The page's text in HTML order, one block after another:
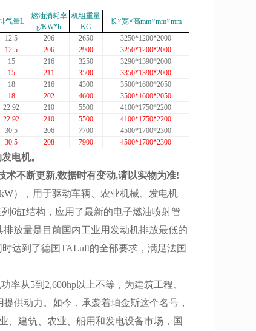
气量L
燃油消耗率
g/KW*h
机组重量
KG
长×宽×高mm×mm×mm
12.5 206 2650
3250*1200*2000
12.5 206 2900
3250*1200*2000
15 216 3250
3290*1390*2000
15 211 3500
3350*1390*2000
18 216 4300
3500*1600*2050
18 202 4600
3500*1600*2050
22.92 210 5500
4100*1750*2200
22.92 210 5500
4100*1750*2200
30.5 206 7700
4500*1700*2300
30.5 208 7900 4500*1700*2300
电机。
术不断更新,数据时有变动,请以实物为准!
），用于驱动车辆、农业机械、发电机
6缸结构，应用了最新的电子燃油喷射管
放量是目前国内工业用发动机排放最低的
达到了德国TALuft的全部要求，满足法国
率从5到2,600hp以上不等，为建筑工程、
供动力。如今，承袭着珀金斯这个名号，
、建筑、农业、船用和发电设备市场，国